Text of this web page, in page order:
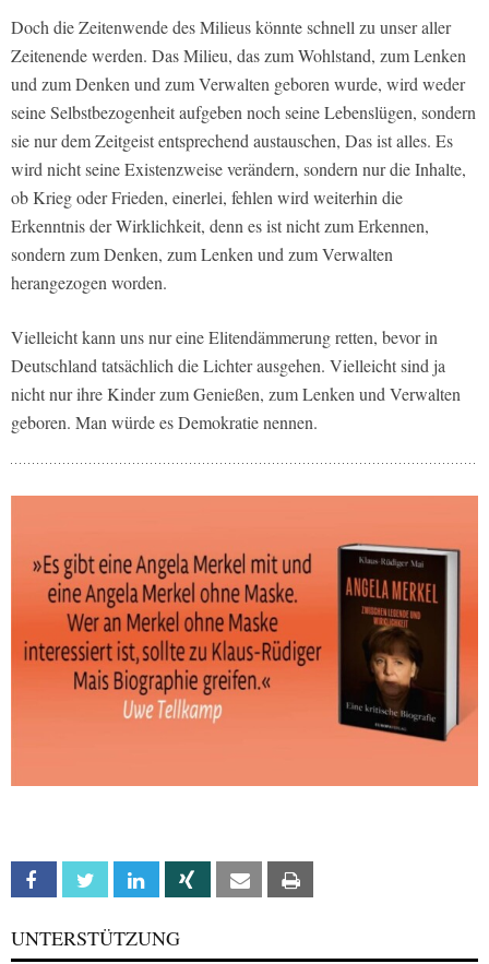
Doch die Zeitenwende des Milieus könnte schnell zu unser aller
Zeitenende werden. Das Milieu, das zum Wohlstand, zum Lenken
und zum Denken und zum Verwalten geboren wurde, wird weder
seine Selbstbezogenheit aufgeben noch seine Lebenslügen, sondern
sie nur dem Zeitgeist entsprechend austauschen, Das ist alles. Es
wird nicht seine Existenzweise verändern, sondern nur die Inhalte,
ob Krieg oder Frieden, einerlei, fehlen wird weiterhin die
Erkenntnis der Wirklichkeit, denn es ist nicht zum Erkennen,
sondern zum Denken, zum Lenken und zum Verwalten
herangezogen worden.
Vielleicht kann uns nur eine Elitendämmerung retten, bevor in
Deutschland tatsächlich die Lichter ausgehen. Vielleicht sind ja
nicht nur ihre Kinder zum Genießen, zum Lenken und Verwalten
geboren. Man würde es Demokratie nennen.
Facebook Twitter Linkedin Xing Email
UNTERSTÜTZUNG